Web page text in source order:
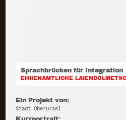
Sprachbrücken für Integration
EHRENAMTLICHE
Ein Projekt von:
Stadt Oberursel